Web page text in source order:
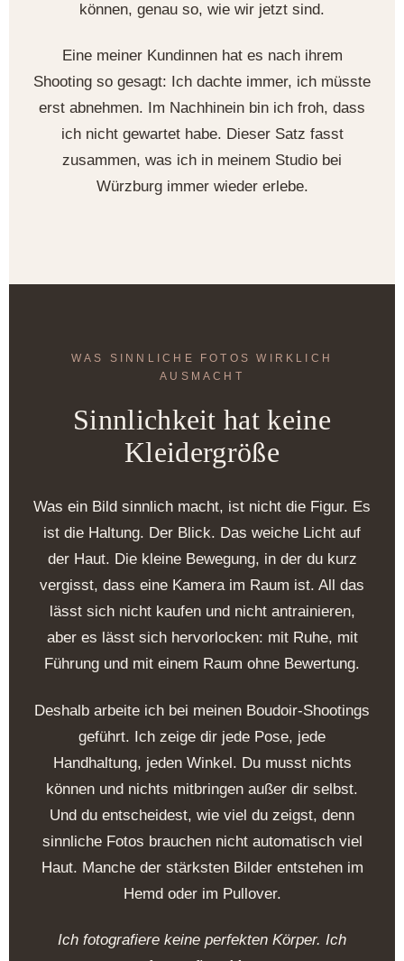
können, genau so, wie wir jetzt sind.
Eine meiner Kundinnen hat es nach ihrem
Shooting so gesagt: Ich dachte immer, ich müsste
erst abnehmen. Im Nachhinein bin ich froh, dass
ich nicht gewartet habe. Dieser Satz fasst
zusammen, was ich in meinem Studio bei
Würzburg immer wieder erlebe.
WAS SINNLICHE FOTOS WIRKLICH
AUSMACHT
Sinnlichkeit hat keine
Kleidergröße
Was ein Bild sinnlich macht, ist nicht die Figur. Es
ist die Haltung. Der Blick. Das weiche Licht auf
der Haut. Die kleine Bewegung, in der du kurz
vergisst, dass eine Kamera im Raum ist. All das
lässt sich nicht kaufen und nicht antrainieren,
aber es lässt sich hervorlocken: mit Ruhe, mit
Führung und mit einem Raum ohne Bewertung.
Deshalb arbeite ich bei meinen Boudoir-Shootings
geführt. Ich zeige dir jede Pose, jede
Handhaltung, jeden Winkel. Du musst nichts
können und nichts mitbringen außer dir selbst.
Und du entscheidest, wie viel du zeigst, denn
sinnliche Fotos brauchen nicht automatisch viel
Haut. Manche der stärksten Bilder entstehen im
Hemd oder im Pullover.
Ich fotografiere keine perfekten Körper. Ich